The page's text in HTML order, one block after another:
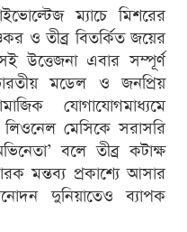
ম্যাচে মিশরের
ও তীব্র বিতর্কিত জয়ের
উত্তেজনা এবার সম্পূর্ণ
মডেল ও জনপ্রিয়
যোগাযোগমাধ্যমে
লিওনেল মেসিকে সরাসরি
বলে তীব্র কটাক্ষ
মন্তব্য প্রকাশ্যে আসার
দুনিয়াতেও ব্যাপক